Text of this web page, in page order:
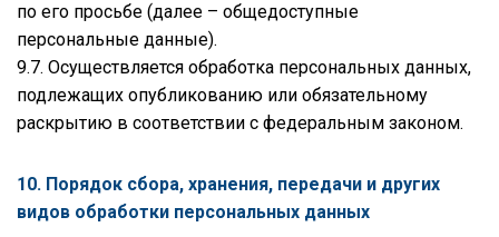
по его просьбе (далее – общедоступные
персональные данные).
9.7. Осуществляется обработка персональных данных,
подлежащих опубликованию или обязательному
раскрытию в соответствии с федеральным законом.
10. Порядок сбора, хранения, передачи и других
видов обработки персональных данных